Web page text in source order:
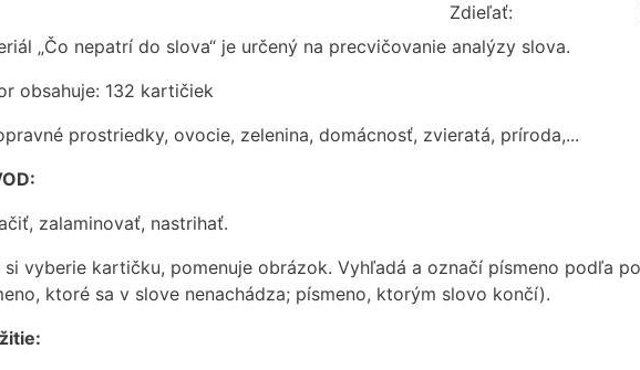
Zdieľať:
„Čo nepatrí do slova“ je určený na precvičovanie analýzy slova.
obsahuje: 132 kartičiek
prostriedky, ovocie, zelenina, domácnosť, zvieratá, príroda,...
zalaminovať, nastrihať.
si vyberie kartičku, pomenuje obrázok. Vyhľadá a označí písmeno podľa
ktoré sa v slove nenachádza; písmeno, ktorým slovo končí).